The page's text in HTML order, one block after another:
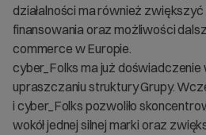
działalności ma również
finansowania oraz możliwości
commerce w Europie.
cyber_Folks ma już
upraszczaniu struktury Grupy.
i cyber_Folks pozwoliło
wokół jednej silnej marki oraz